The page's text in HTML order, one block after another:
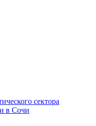
сектора
в Сочи